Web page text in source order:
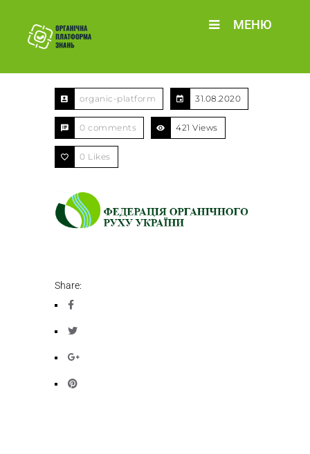
МЕНЮ
organic-platform 31.08.2020
0 comments 421 Views
0 Likes
Share: